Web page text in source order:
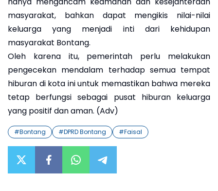
masyarakat, bahkan dapat mengikis nilai-nilai
keluarga yang menjadi inti dari kehidupan
masyarakat Bontang.
Oleh karena itu, pemerintah perlu melakukan
pengecekan mendalam terhadap semua tempat
hiburan di kota ini untuk memastikan bahwa mereka
tetap berfungsi sebagai pusat hiburan keluarga
yang positif dan aman. (Adv)
#Bontang #DPRD Bontang #Faisal